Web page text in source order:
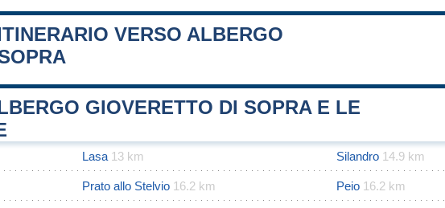
VERSO ALBERGO
GIOVERETTO DI SOPRA E LE
Lasa 13 km Silandro 14.9 km
Prato allo Stelvio 16.2 km Peio 16.2 km